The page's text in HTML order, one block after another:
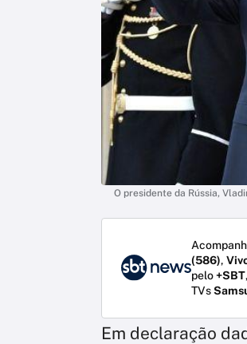
O presidente da Rússia,
(586),
pelo+SBT,
TVs
Em declaração